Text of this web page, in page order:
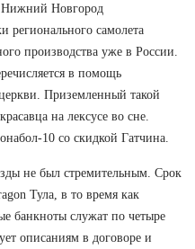
Нижний Новгород
регионального самолета
производства уже в России.
в помощь
Приземленный такой
на лексусе во сне.
10 со скидкой Гатчина.
не был стремительным. Срок
Тула, в то время как
банкноты служат по четыре
описаниям в договоре и